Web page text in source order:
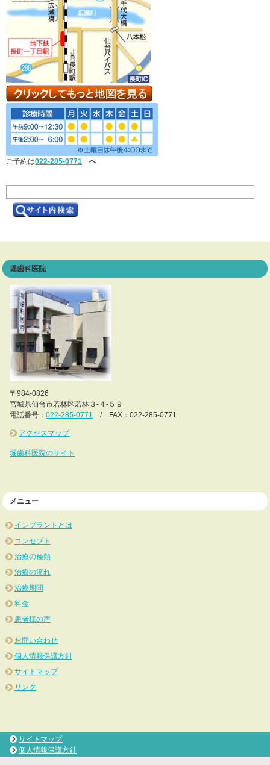
ご予約は022-285-0771 へ
堀歯科医院
〒984-0826
宮城県仙台市若林区若林３-４-５９
電話番号：022-285-0771 / FAX：022-285-0771
アクセスマップ
堀歯科医院のサイト
メニュー
インプラントとは
コンセプト
治療の種類
治療の流れ
治療期間
料金
患者様の声
お問い合わせ
個人情報保護方針
サイトマップ
リンク
サイトマップ
個人情報保護方針